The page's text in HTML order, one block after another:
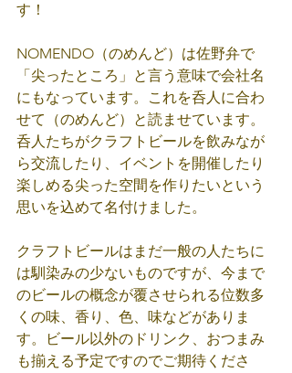
す！
NOMENDO（のめんど）は佐野弁で
「尖ったところ」と言う意味で会社名
にもなっています。これを呑人に合わ
せて（のめんど）と読ませています。
呑人たちがクラフトビールを飲みなが
ら交流したり、イベントを開催したり
楽しめる尖った空間を作りたいという
思いを込めて名付けました。
クラフトビールはまだ一般の人たちに
は馴染みの少ないものですが、今まで
のビールの概念が覆させられる位数多
くの味、香り、色、味などがありま
す。ビール以外のドリンク、おつまみ
も揃える予定ですのでご期待くださ